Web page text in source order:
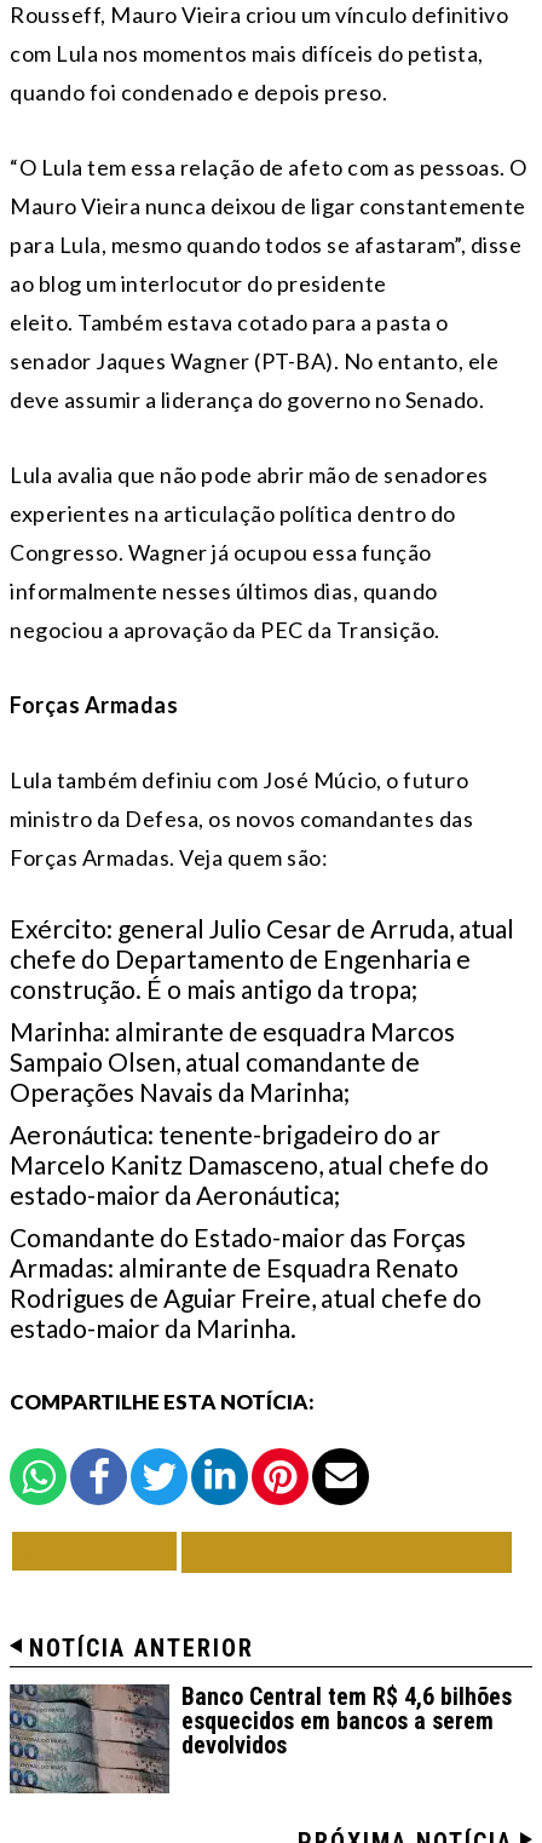
Rousseff, Mauro Vieira criou um vínculo definitivo
com Lula nos momentos mais difíceis do petista,
quando foi condenado e depois preso.
“O Lula tem essa relação de afeto com as pessoas. O
Mauro Vieira nunca deixou de ligar constantemente
para Lula, mesmo quando todos se afastaram”, disse
ao blog um interlocutor do presidente
eleito. Também estava cotado para a pasta o
senador Jaques Wagner (PT-BA). No entanto, ele
deve assumir a liderança do governo no Senado.
Lula avalia que não pode abrir mão de senadores
experientes na articulação política dentro do
Congresso. Wagner já ocupou essa função
informalmente nesses últimos dias, quando
negociou a aprovação da PEC da Transição.
Forças Armadas
Lula também definiu com José Múcio, o futuro
ministro da Defesa, os novos comandantes das
Forças Armadas. Veja quem são:
Exército: general Julio Cesar de Arruda, atual
chefe do Departamento de Engenharia e
construção. É o mais antigo da tropa;
Marinha: almirante de esquadra Marcos
Sampaio Olsen, atual comandante de
Operações Navais da Marinha;
Aeronáutica: tenente-brigadeiro do ar
Marcelo Kanitz Damasceno, atual chefe do
estado-maior da Aeronáutica;
Comandante do Estado-maior das Forças
Armadas: almirante de Esquadra Renato
Rodrigues de Aguiar Freire, atual chefe do
estado-maior da Marinha.
COMPARTILHE ESTA NOTÍCIA:
NOTÍCIA ANTERIOR
Banco Central tem R$ 4,6 bilhões
esquecidos em bancos a serem
devolvidos